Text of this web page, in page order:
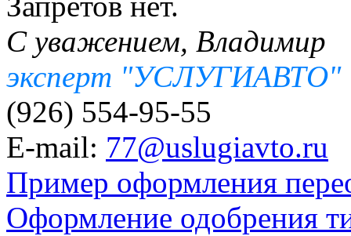
С уважением, Владимир
эксперт "УСЛУГИАВТО"
(926) 554-95-55
E-mail: 77@uslugiavto.ru
Пример оформления
Оформление одобрения